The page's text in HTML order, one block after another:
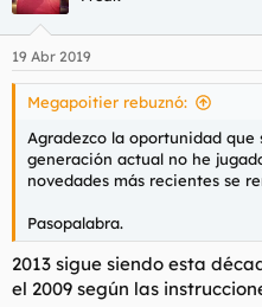
i
e
s
19 Abr 2019
Megapoitier rebuznó:
Agradezco la oportunidad que
generación actual no he
novedades más recientes se
Pasopalabra.
2013 sigue siendo esta
el 2009 según las